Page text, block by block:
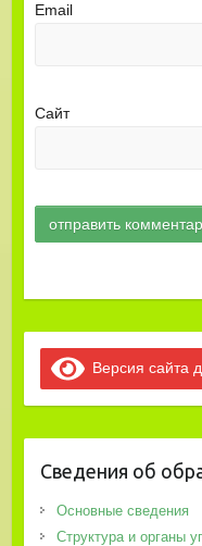
Email
Сайт
Версия сайта
Сведения об
Основные сведения
Структура и органы